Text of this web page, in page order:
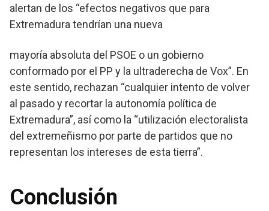
alertan de los “efectos negativos que para
Extremadura tendrían una nueva
mayoría absoluta del PSOE o un gobierno
conformado por el PP y la ultraderecha de Vox”. En
este sentido, rechazan “cualquier intento de volver
al pasado y recortar la autonomía política de
Extremadura”, así como la “utilización electoralista
del extremeñismo por parte de partidos que no
representan los intereses de esta tierra”.
Conclusión